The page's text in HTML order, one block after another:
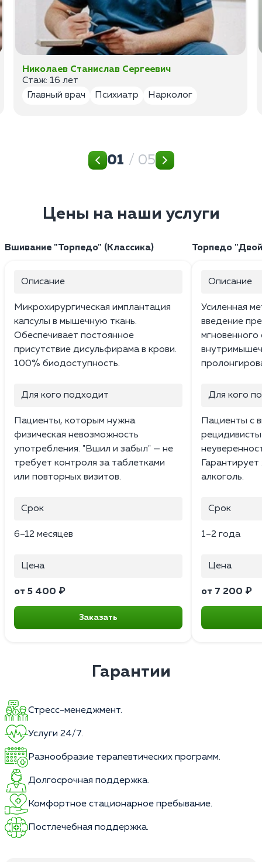
Николаев Станислав Сергеевич
Стаж: 16 лет
Главный врач
Психиатр Нарколог
01 / 05
Цены на наши услуги
Вшивание "Торпедо" (Классика)
Описание
Микрохирургическая имплантация
капсулы в мышечную ткань.
Обеспечивает постоянное
присутствие дисульфирама в крови.
100% биодоступность.
Для кого подходит
Пациенты, которым нужна
физическая невозможность
употребления. "Вшил и забыл" — не
требует контроля за таблетками
или повторных визитов.
Срок
6–12 месяцев
Цена
от 5 400 ₽
Заказать
Торпедо
Описание
Усиленная
введение
мгновенного
Для кого
Пациенты с
рецидивисты
алкоголь.
Срок
1–2 года
Цена
от 7 200 ₽
Гарантии
Стресс-менеджмент.
Услуги 24/7.
Разнообразие терапевтических программ.
Долгосрочная поддержка.
Комфортное стационарное пребывание.
Постлечебная поддержка.